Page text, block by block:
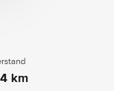
km